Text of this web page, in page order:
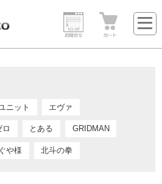
ニット エヴァ
ロ とある GRIDMAN
や様 北斗の拳